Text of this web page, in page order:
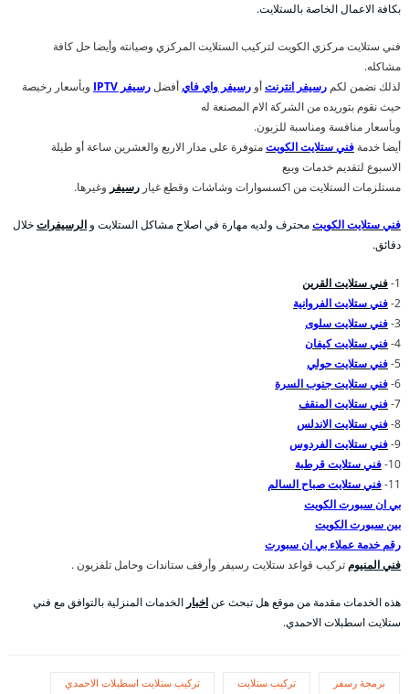
بكافة الاعمال الخاصة بالستلايت.
فني ستلايت مركزي الكويت لتركيب الستلايت المركزي وصيانته وأيضا حل كافة
مشاكله.
لذلك نضمن لكم رسيفر انترنتأو رسيفر واي فايأفضلرسيفر IPTV
وبأسعار رخيصة
حيث نقوم بتوريده من الشركة الام المصنعة له
وبأسعار منافسة ومناسبة للزبون.
أيضا خدمة فني ستلايت الكويتمتوفرة على مدار الاربع والعشرين ساعة أو طيلة
الاسبوع لتقديم خدمات وبيع
مستلزمات الستلايت من اكسسوارات وشاشات وقطع غيار رسيفر وغيرها.
فني ستلايت الكويتمحترف ولديه مهارة في اصلاح مشاكل الستلايت و الرسيفراتخلال
دقائق.
1- فني ستلايت القرين
2- فني ستلايت الفروانية
3- فني ستلايت سلوى
4- فني ستلايت كيفان
5- فني ستلايت حولي
6- فني ستلايت جنوب السرة
7- فني ستلايت المنقف
8- فني ستلايت الاندلس
9- فني ستلايت الفردوس
10- فني ستلايت قرطبة
11- فني ستلايت صباح السالم
بي ان سبورت الكويت
بين سبورت الكويت
رقم خدمة عملاء بي ان سبورت
فني المنيومتركيب قواعد ستلايت رسيفر وأرفف ستاندات وحامل تلفزيون .
هذه الخدمات مقدمة من موقع هل تبحث عناخبار الخدمات المنزلية بالتوافق مع فني
ستلايت اسطبلات الاحمدي.
برمجة رسفر تركيب ستلايت تركيب ستلايت اسطبلات الاحمدي